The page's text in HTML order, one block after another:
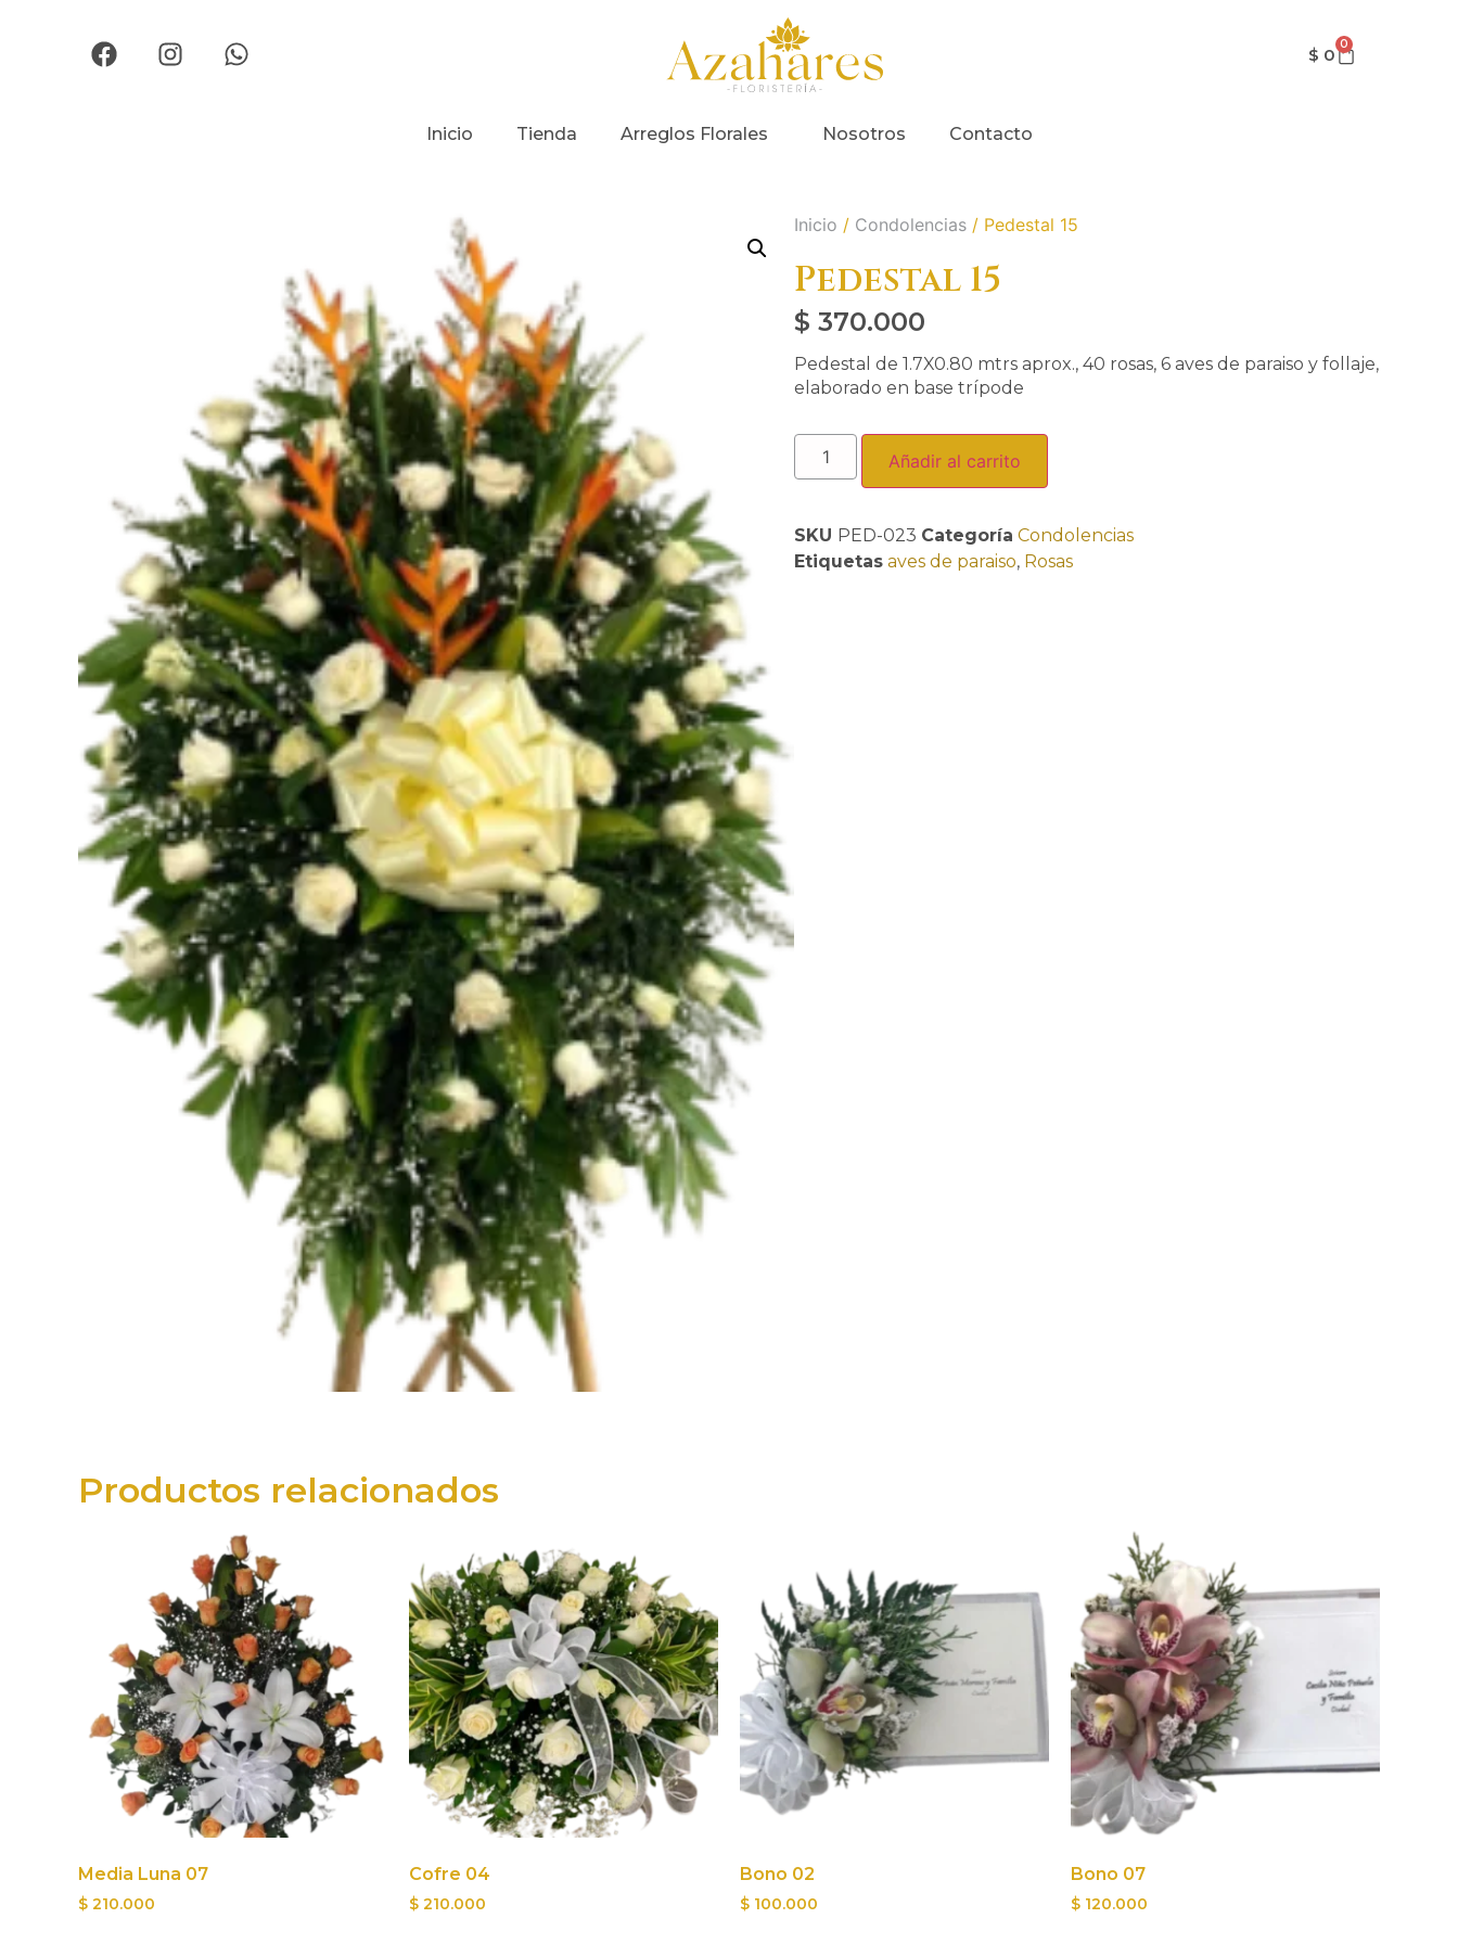
$ 0 0
Inicio Tienda Arreglos Florales Nosotros Contacto
Inicio / Condolencias / Pedestal 15
Pedestal 15
$ 370.000
Pedestal de 1.7X0.80 mtrs aprox., 40 rosas, 6 aves de paraiso y follaje,
elaborado en base trípode
Añadir al carrito
SKU PED-023 Categoría Condolencias
Etiquetas aves de paraiso, Rosas
Productos relacionados
Media Luna 07
$ 210.000
Cofre 04
$ 210.000
Bono 02
$ 100.000
Bono 07
$ 120.000